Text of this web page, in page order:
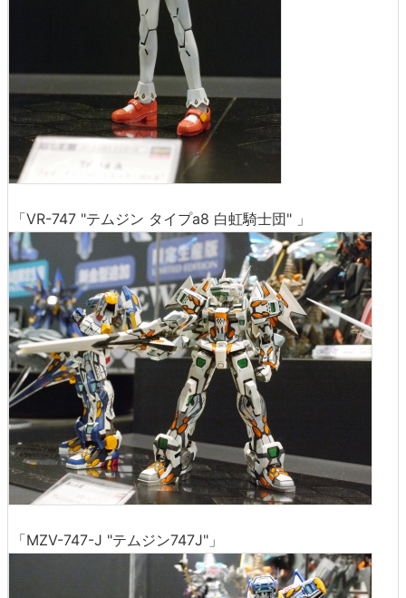
「VR-747 "テムジン タイプa8 白虹騎士団" 」
「MZV-747-J "テムジン747J"」